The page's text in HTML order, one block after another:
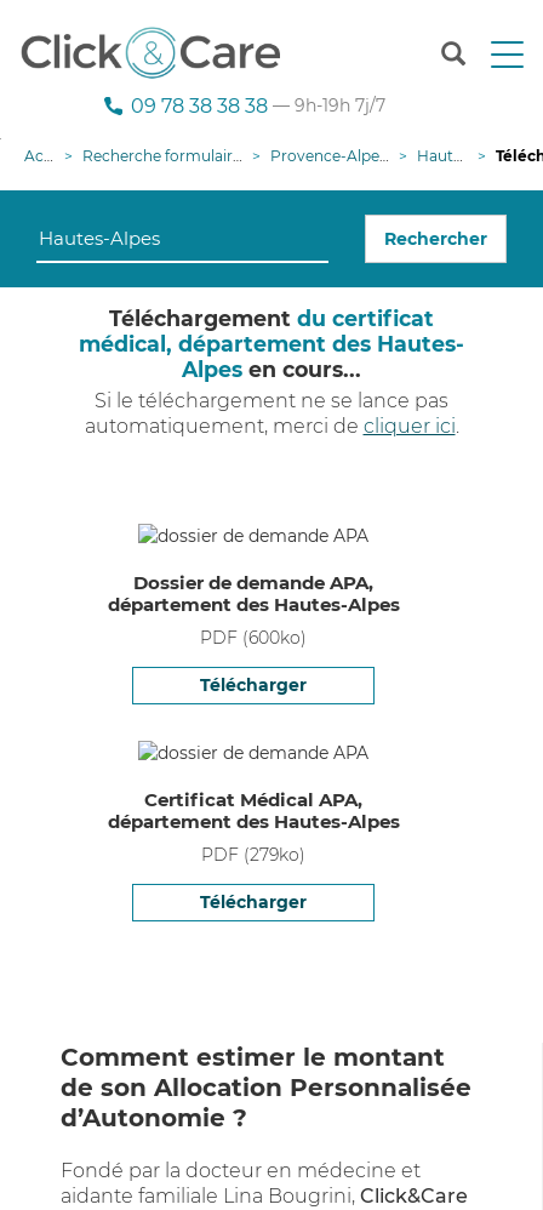
T
l
n
a
i
g
09 78 38 38 38 — 9h-19h 7j/7
Accueil Recherche formulaire demande APA Provence-Alpes-Côte d'Azur Hautes-Alpes
Rechercher
Téléchargement du certificat
médical, département des Hautes-
Alpes en cours...
Si le téléchargement ne se lance pas
automatiquement, merci de cliquer ici.
Dossier de demande APA,
département des Hautes-Alpes
PDF (600ko)
Télécharger
Certificat Médical APA,
département des Hautes-Alpes
PDF (279ko)
Télécharger
Comment estimer le montant
de son Allocation Personnalisée
d’Autonomie ?
Fondé par la docteur en médecine et
aidante familiale Lina Bougrini, Click&Care